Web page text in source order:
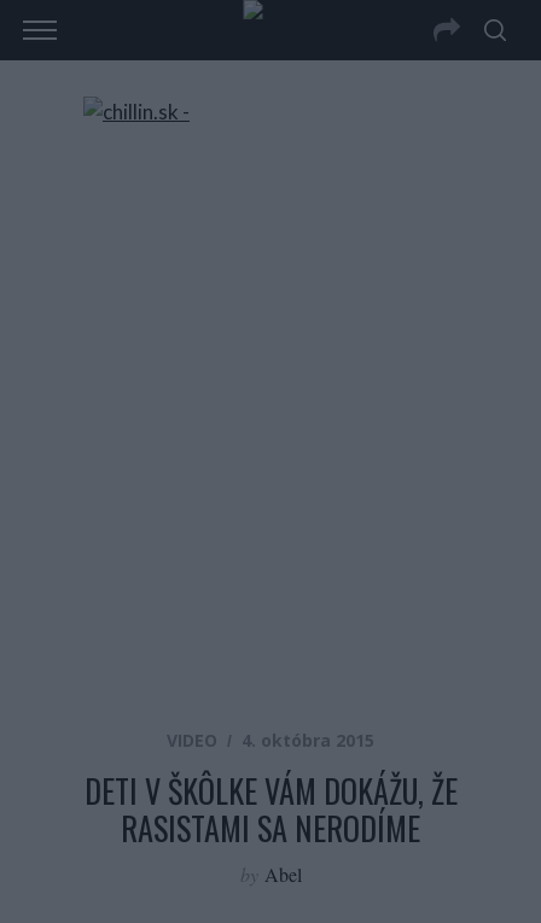
VIDEO 4. októbra 2015
DETI V ŠKÔLKE VÁM DOKÁŽU, ŽE
RASISTAMI SA NERODÍME
by Abel